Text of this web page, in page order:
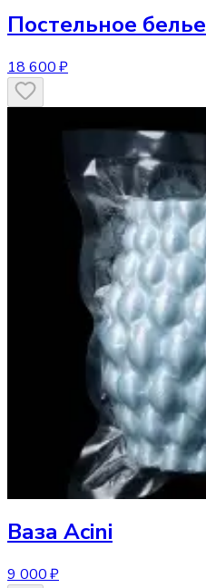
Постельное белье
18 600 ₽
Ваза Acini
9 000 ₽